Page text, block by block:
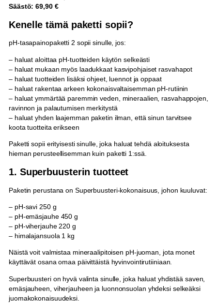
Säästö: 69,90 €
Kenelle tämä paketti sopii?
pH-tasapainopaketti 2 sopii sinulle, jos:
– haluat aloittaa pH-tuotteiden käytön selkeästi
– haluat mukaan myös laadukkaat kasvipohjaiset rasvahapot
– haluat tuotteiden lisäksi ohjeet, luennot ja oppaat
– haluat rakentaa arkeen kokonaisvaltaisemman pH-rutiinin
– haluat ymmärtää paremmin veden, mineraalien, rasvahappojen,
ravinnon ja palautumisen merkitystä
– haluat yhden laajemman paketin ilman, että sinun tarvitsee
koota tuotteita erikseen
Paketti sopii erityisesti sinulle, joka haluat tehdä aloituksesta
hieman perusteellisemman kuin paketti 1:ssä.
1. Superbuusterin tuotteet
Paketin perustana on Superbuusteri-kokonaisuus, johon kuuluvat:
– pH-savi 250 g
– pH-emäsjauhe 450 g
– pH-viherjauhe 220 g
– himalajansuola 1 kg
Näistä voit valmistaa mineraalipitoisen pH-juoman, jota monet
käyttävät osana omaa päivittäistä hyvinvointirutiiniaan.
Superbuusteri on hyvä valinta sinulle, joka haluat yhdistää saven,
emäsjauheen, viherjauheen ja luonnonsuolan yhdeksi selkeäksi
juomakokonaisuudeksi.